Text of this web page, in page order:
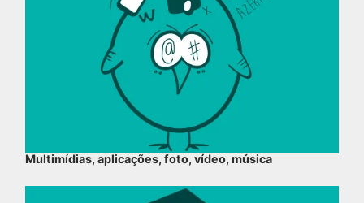
Multimídias, aplicações, foto, vídeo, música